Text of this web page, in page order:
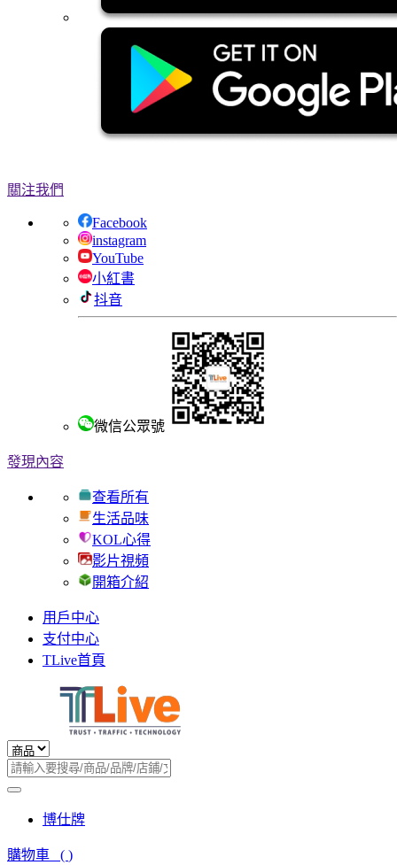
關注我們
Facebook
instagram
YouTube
小紅書
抖音
微信公眾號
發現內容
查看所有
生活品味
KOL心得
影片視頻
開箱介紹
用戶中心
支付中心
TLive首頁
博仕牌
購物車 ( )